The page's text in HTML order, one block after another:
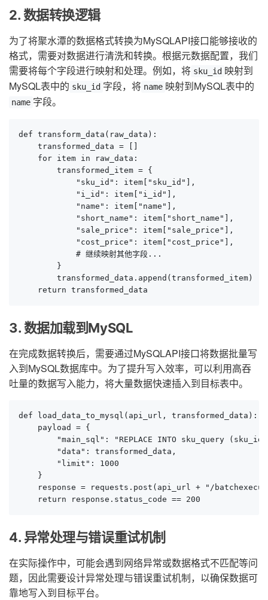
2. 数据转换逻辑
为了将聚水潭的数据格式转换为MySQLAPI接口能够接收的
格式，需要对数据进行清洗和转换。根据元数据配置，我们
需要将每个字段进行映射和处理。例如，将 sku_id 映射到
MySQL表中的 sku_id 字段，将 name 映射到MySQL表中的
name 字段。
def transform_data(raw_data):
    transformed_data = []
    for item in raw_data:
        transformed_item = {
            "sku_id": item["sku_id"],
            "i_id": item["i_id"],
            "name": item["name"],
            "short_name": item["short_name"],
            "sale_price": item["sale_price"],
            "cost_price": item["cost_price"],
            # 继续映射其他字段...
        }
        transformed_data.append(transformed_item)
    return transformed_data
3. 数据加载到MySQL
在完成数据转换后，需要通过MySQLAPI接口将数据批量写
入到MySQL数据库中。为了提升写入效率，可以利用高吞
吐量的数据写入能力，将大量数据快速插入到目标表中。
def load_data_to_mysql(api_url, transformed_data):
    payload = {
"main_sql": "REPLACE INTO sku_query
        "data": transformed_data,
        "limit": 1000
    }
response = requests.post(api_url + "/
    return response.status_code == 200
4. 异常处理与错误重试机制
在实际操作中，可能会遇到网络异常或数据格式不匹配等问
题，因此需要设计异常处理与错误重试机制，以确保数据可
靠地写入到目标平台。